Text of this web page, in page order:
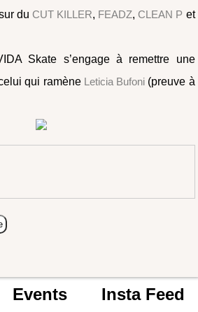
du CUT KILLER, FEADZ,CLEAN P et
Skate s’engage à remettre une
qui ramène Leticia Bufoni (preuve à
Events Insta Feed